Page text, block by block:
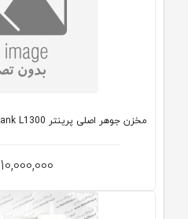
مخزن جوهر اصلی پرینتر Epson EcoTank L1300
10,000,000